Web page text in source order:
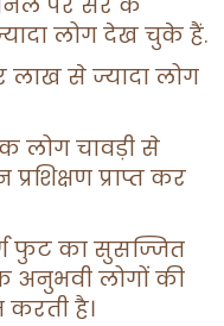
लोग देख चुके हैं.
से ज्यादा लोग
लोग चावड़ी से
प्रशिक्षण प्राप्त कर
फुट का सुसज्जित
अनुभवी लोगों की
है।